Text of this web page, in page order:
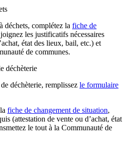
déchets, complétez la fiche de
les justificatifs nécessaires
état des lieux, bail, etc.) et
de communes.
déchèterie
déchèterie, remplissez le formulaire
fiche de changement de situation,
(attestation de vente ou d’achat, état
le tout à la Communauté de